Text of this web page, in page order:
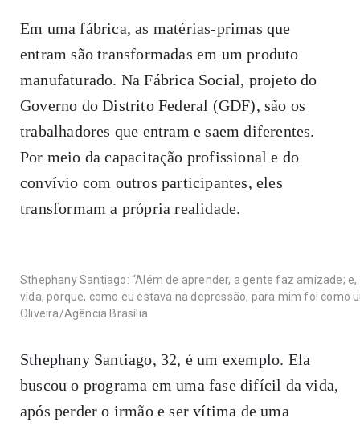
Em uma fábrica, as matérias-primas que
entram são transformadas em um produto
manufaturado. Na Fábrica Social, projeto do
Governo do Distrito Federal (GDF), são os
trabalhadores que entram e saem diferentes.
Por meio da capacitação profissional e do
convívio com outros participantes, eles
transformam a própria realidade.
Sthephany Santiago: “Além de aprender, a gente faz amizade;
vida, porque, como eu estava na depressão, para mim foi como
Oliveira/Agência Brasília
Sthephany Santiago, 32, é um exemplo. Ela
buscou o programa em uma fase difícil da vida,
após perder o irmão e ser vítima de uma